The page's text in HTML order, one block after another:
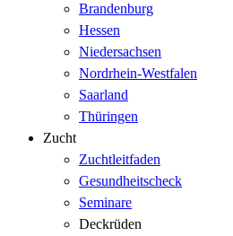
Brandenburg
Hessen
Niedersachsen
Nordrhein-Westfalen
Saarland
Thüringen
Zucht
Zuchtleitfaden
Gesundheitscheck
Seminare
Deckrüden